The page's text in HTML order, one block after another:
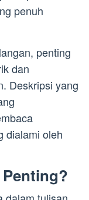
penuh
penting
dan
Deskripsi yang
dialami oleh